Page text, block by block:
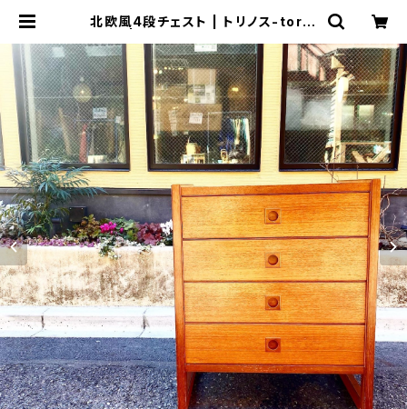
北欧風4段チェスト | トリノス-torin
ョップ・古着